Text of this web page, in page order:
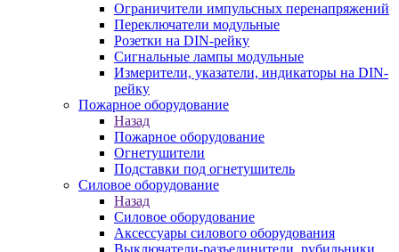
Ограничители импульсных перенапряжений
Переключатели модульные
Розетки на DIN-рейку
Сигнальные лампы модульные
Измерители, указатели, индикаторы на DIN-
рейку
Пожарное оборудование
Назад
Пожарное оборудование
Огнетушители
Подставки под огнетушитель
Силовое оборудование
Назад
Силовое оборудование
Аксессуары силового оборудования
Выключатели-разъединители, рубильники